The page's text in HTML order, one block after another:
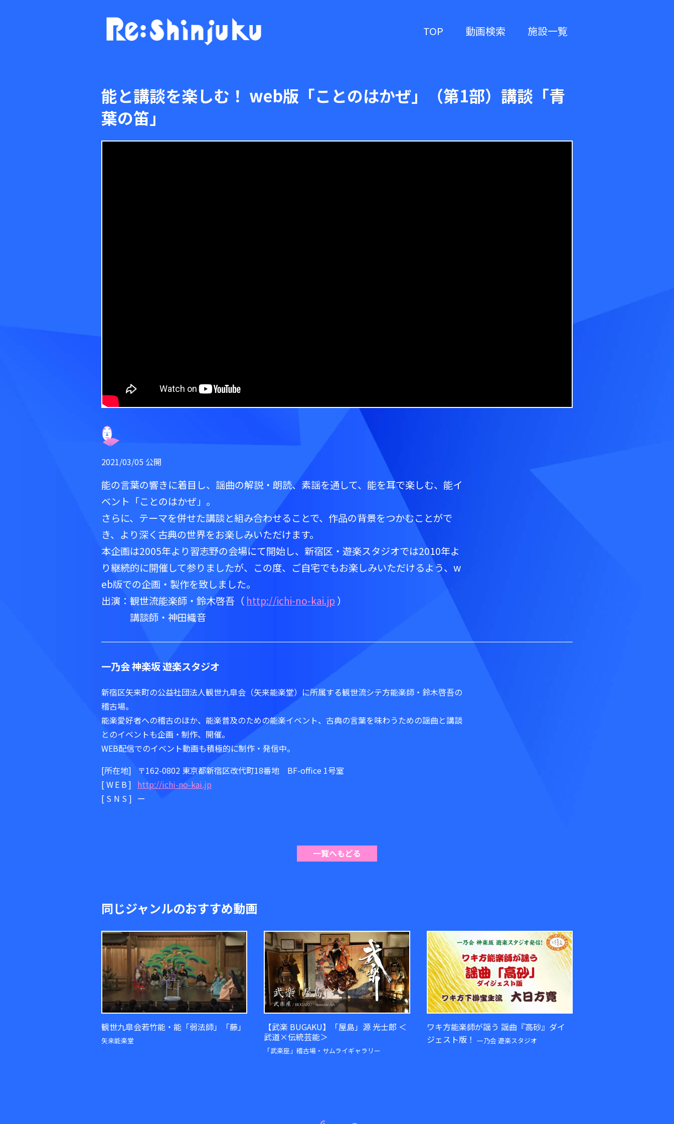
TOP 動画検索 施設一覧
能と講談を楽しむ！ web版「ことのはかぜ」（第1部）講談「青
葉の笛」
2021/03/05 公開
能の言葉の響きに着目し、謡曲の解説・朗読、素謡を通して、能を耳で楽しむ、能イ
ベント「ことのはかぜ」。
さらに、テーマを併せた講談と組み合わせることで、作品の背景をつかむことがで
き、より深く古典の世界をお楽しみいただけます。
本企画は2005年より習志野の会場にて開始し、新宿区・遊楽スタジオでは2010年よ
り継続的に開催して参りましたが、この度、ご自宅でもお楽しみいただけるよう、w
eb版での企画・製作を致しました。
出演：観世流能楽師・鈴木啓吾（ http://ichi-no-kai.jp ）
講談師・神田織音
一乃会 神楽坂 遊楽スタジオ
新宿区矢来町の公益社団法人観世九皐会（矢来能楽堂）に所属する観世流シテ方能楽師・鈴木啓吾の
稽古場。
能楽愛好者への稽古のほか、能楽普及のための能楽イベント、古典の言葉を味わうための謡曲と講談
とのイベントも企画・制作、開催。
WEB配信でのイベント動画も積極的に制作・発信中。
[所在地]
〒162-0802 東京都新宿区改代町18番地 BF-office 1号室
[WEB] http://ichi-no-kai.jp
[SNS] ー
一覧へもどる
同じジャンルのおすすめ動画
観世九皐会若竹能・能「弱法師」「藤」
矢来能楽堂
【武楽 BUGAKU】「屋島」源 光士郎 ＜
武道×伝統芸能＞
「武楽座」稽古場・サムライギャラリー
ワキ方能楽師が謡う 謡曲『高砂』ダイ
ジェスト版！ 一乃会 遊楽スタジオ